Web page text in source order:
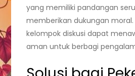
yang memiliki pandangan
memberikan dukungan
kelompok diskusi dapat
aman untuk berbagi